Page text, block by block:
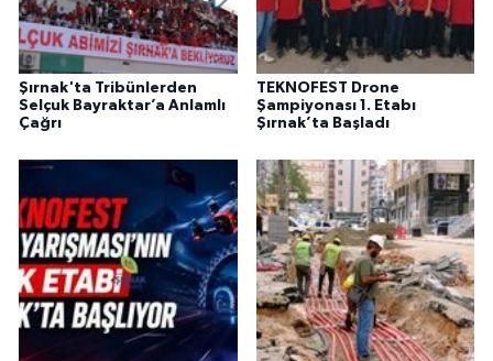
Şırnak'ta Tribünlerden
Selçuk Bayraktar’a Anlamlı
Çağrı
TEKNOFEST Drone
Şampiyonası 1. Etabı
Şırnak’ta Başladı